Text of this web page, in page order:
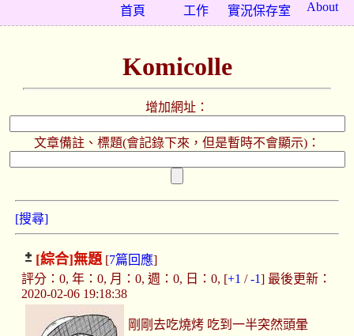
About
實況保存室
工作
首頁
Komicolle
增加網址：
文章備註、標題(會記錄下來，但是暫時不會顯示)：
[搜尋]
[綜合]無題[7篇回應]
評分：0, 年：0, 月：0, 週：0, 日：0, [+1 /-1] 最後更新：
2020-02-06 19:18:38
剛剛去吃燒烤 吃到一半突然頭暈